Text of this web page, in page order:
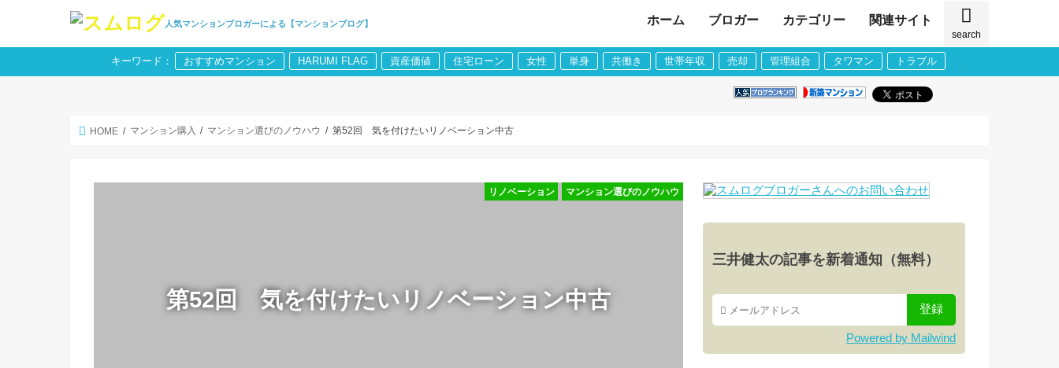
人気マンションブロガーによる【マンションブログ】
search
ホーム ブロガー カテゴリー 関連サイト
キーワード： おすすめマンション HARUMI FLAG 資産価値 住宅ローン 女性 単身 共働き 世帯年収 売却 管理組合 タワマン トラブル
HOME マンション購入 マンション選びのノウハウ 第52回 気を付けたいリノベーション中古
第52回 気を付けたいリノベーション中古
マンション選びのノウハウ
リノベーション
三井健太の記事を新着通知（無料）
Powered by Mailwind